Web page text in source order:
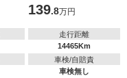
139.8万円
走行距離
14465Km
車検/自賠責
車検無し